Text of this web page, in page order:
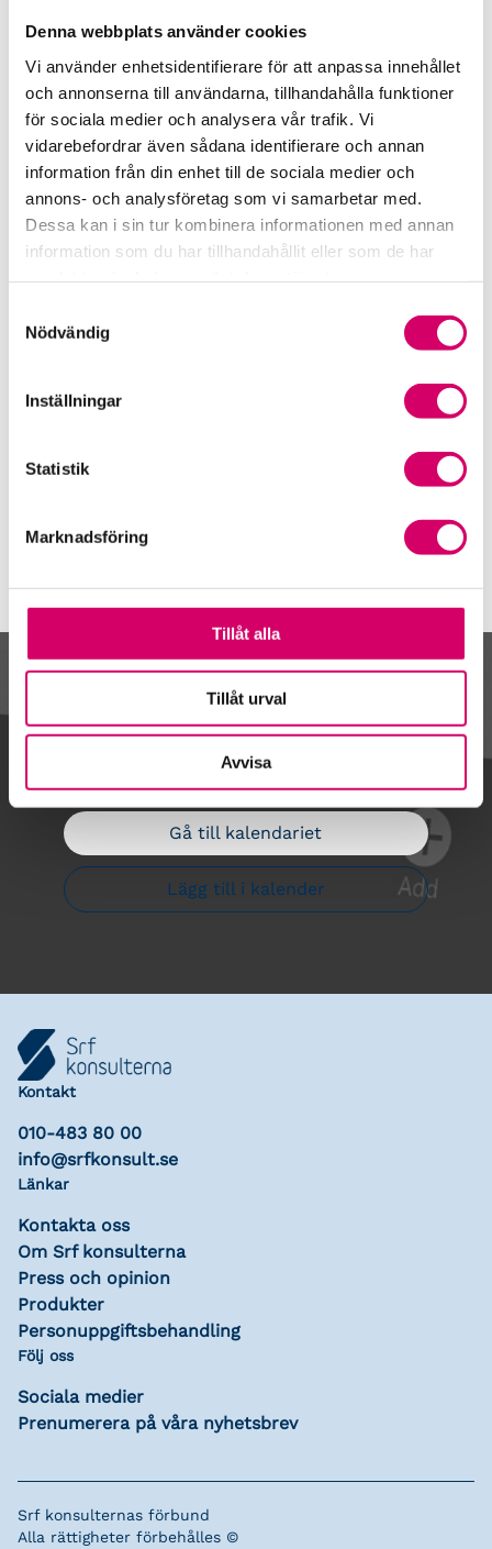
Denna webbplats använder cookies
Vi använder enhetsidentifierare för att anpassa innehållet
och annonserna till användarna, tillhandahålla funktioner
för sociala medier och analysera vår trafik. Vi
vidarebefordrar även sådana identifierare och annan
information från din enhet till de sociala medier och
annons- och analysföretag som vi samarbetar med.
Dessa kan i sin tur kombinera informationen med annan
information som du har tillhandahållit eller som de har
Nödvändig
Inställningar
Statistik
Marknadsföring
Tillåt alla
Tillåt urval
Avvisa
Remisser
Samverkan med myndigheter och organisationer
Srf Fokusrapport 2024 – insikter för hållbart
företagande
Våra nyhetskanaler
Srf Nyhetsbevakning
Framtidsutsikter i lönebranschen
Gå till kalendariet
Lägg till i kalender
Kontakt
010-483 80 00
info@srfkonsult.se
Länkar
Kontakta oss
Om Srf konsulterna
Press och opinion
Produkter
Personuppgiftsbehandling
Följ oss
Sociala medier
Prenumerera på våra nyhetsbrev
Srf konsulternas förbund
Alla rättigheter förbehålles ©